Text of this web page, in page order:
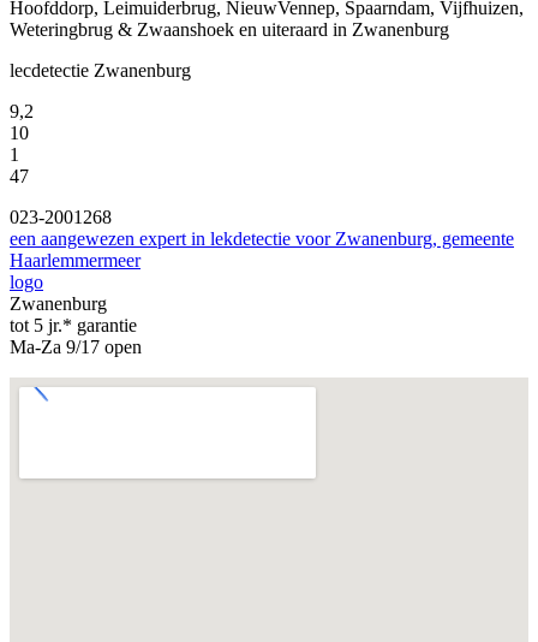
Hoofddorp, Leimuiderbrug, NieuwVennep, Spaarndam, Vijfhuizen,
Weteringbrug & Zwaanshoek en uiteraard in Zwanenburg
lecdetectie Zwanenburg
9,2
10
1
47
023-2001268
een aangewezen expert in lekdetectie voor Zwanenburg, gemeente
Haarlemmermeer
logo
Zwanenburg
tot 5 jr.* garantie
Ma-Za 9/17 open